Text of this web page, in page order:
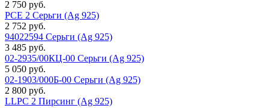
2 750 руб.
PCE 2 Серьги (Ag 925)
2 752 руб.
94022594 Серьги (Ag 925)
3 485 руб.
02-2935/00КЦ-00 Серьги (Ag 925)
5 050 руб.
02-1903/000Б-00 Серьги (Ag 925)
2 800 руб.
LLPC 2 Пирсинг (Ag 925)